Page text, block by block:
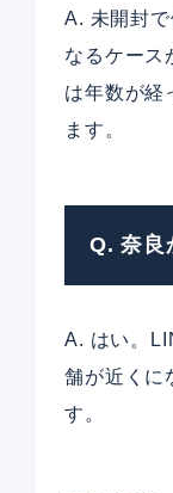
A. 未開封
なるケース
は年数が経
ます。
Q. 奈良
A. はい。
舗が近くに
す。